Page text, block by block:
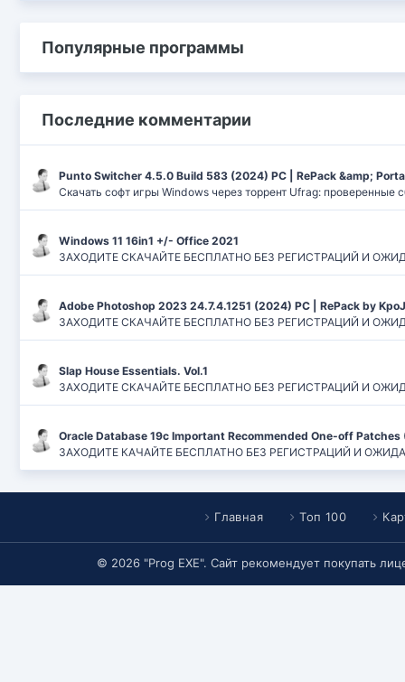
Популярные программы
Последние комментарии
Punto Switcher 4.5.0 Build 583 (2024) РС | RePack &amp;
Скачать софт игры Windows через торрент Ufrag: проверенные
Windows 11 16in1 +/- Office 2021
ЗАХОДИТЕ СКАЧАЙТЕ БЕСПЛАТНО БЕЗ РЕГИСТРАЦИЙ И
Adobe Photoshop 2023 24.7.4.1251 (2024) PC | RePack by
ЗАХОДИТЕ СКАЧАЙТЕ БЕСПЛАТНО БЕЗ РЕГИСТРАЦИЙ И
Slap House Essentials. Vol.1
ЗАХОДИТЕ СКАЧАЙТЕ БЕСПЛАТНО БЕЗ РЕГИСТРАЦИЙ И
Oracle Database 19c Important Recommended One-off Patches
ЗАХОДИТЕ КАЧАЙТЕ БЕСПЛАТНО БЕЗ РЕГИСТРАЦИЙ И
Главная Топ 100
© 2026 "Prog EXE". Сайт рекомендует покупать